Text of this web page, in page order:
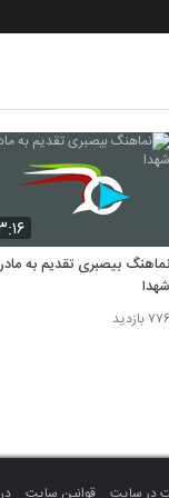
نماهنگ بیصبری تقدیم به
شهدا
۷۷۶ بازدید
در سایت قوانین سایت